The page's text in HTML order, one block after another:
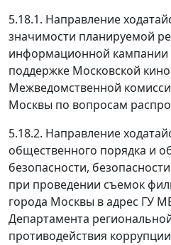
5.18.1. Направление
значимости планируемой
информационной кампании
поддержке Московской
Межведомственной
Москвы по вопросам
5.18.2. Направление
общественного порядка и
безопасности,
при проведении съемок
города Москвы в адрес ГУ
Департамента
противодействия